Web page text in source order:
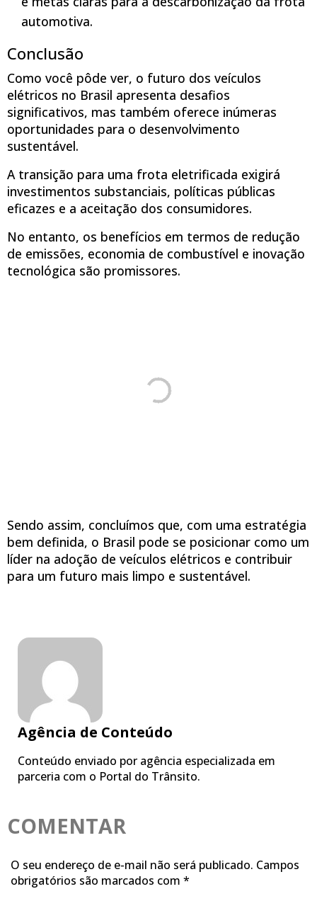
automotiva.
Conclusão
Como você pôde ver, o futuro dos veículos
elétricos no Brasil apresenta desafios
significativos, mas também oferece inúmeras
oportunidades para o desenvolvimento
sustentável.
A transição para uma frota eletrificada exigirá
investimentos substanciais, políticas públicas
eficazes e a aceitação dos consumidores.
No entanto, os benefícios em termos de redução
de emissões, economia de combustível e inovação
tecnológica são promissores.
Sendo assim, concluímos que, com uma estratégia
bem definida, o Brasil pode se posicionar como um
líder na adoção de veículos elétricos e contribuir
para um futuro mais limpo e sustentável.
Agência de Conteúdo
Conteúdo enviado por agência especializada em
parceria com o Portal do Trânsito.
COMENTAR
O seu endereço de e-mail não será publicado. Campos
obrigatórios são marcados com *